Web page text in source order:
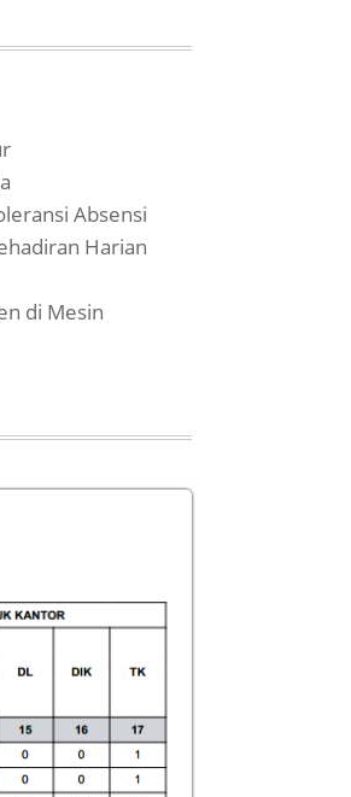
Absensi
Harian
di Mesin